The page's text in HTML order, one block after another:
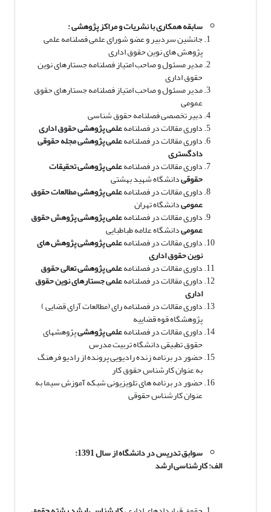
سابقه همکاری با نشریات و مراکز پژوهشی :
جانشین سردبیر و عضو شورای علمی فصلنامه علمی
پژوهش های نوین حقوق اداری
مدیر مسئول و صاحب امتیاز فصلنامه جستارهای نوین
حقوق اداری
مدیر مسئول و صاحب امتیاز فصلنامه جستارهای حقوق
عمومی
دبیر تخصصی فصلنامه حقوق شناسی
داوری مقالات در فصلنامهعلمی پژوهشی حقوق اداری
داوری مقالات در فصلنامهعلمی پژوهشی مجله حقوقی
دادگستری
داوری مقالات در فصلنامهعلمی پژوهشیتحقیقات
حقوقیدانشگاه شهید بهشتی
داوری مقالات در فصلنامهعلمی پژوهشیمطالعات حقوق
عمومیدانشگاه تهران
داوری مقالات در فصلنامهعلمی پژوهشی پژوهش حقوق
عمومیدانشگاه علامه طباطبایی
داوری مقالات در فصلنامهعلمی پژوهشی پژوهش های
نوین حقوق اداری
داوری مقالات در فصلنامهعلمی پژوهشی تعالی حقوق
داوری مقالات در فصلنامهعلمی جستارهای نوین حقوق
اداری
داوری مقالات در فصلنامه رای (مطالعات آرای قضایی )
پژوهشگاه قوه قضاییه
داوری مقالات در فصلنامهعلمی پژوهشیپژوهشهای
حقوق تطبیقی دانشگاه تربیت مدرس
حضور در برنامه زنده رادیویی پرونده از رادیو فرهنگ
به عنوان کارشناس حقوق کار
حضور در برنامه های تلویزیونی شبکه آموزش سیما به
عنوان کارشناس حقوقی
سوابق تدریس در دانشگاه از سال 1391­:
الف: کارشناسی ارشد